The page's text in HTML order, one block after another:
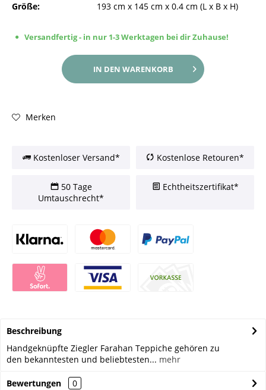
Größe:
193 cm x 145 cm x 0.4 cm (L x B x H)
Versandfertig - in nur 1-3 Werktagen bei dir Zuhause!
IN DEN WARENKORB
Merken
Kostenloser Versand* Kostenlose Retouren*
50 Tage
Umtauschrecht*
Echtheitszertifikat*
Beschreibung
Handgeknüpfte Ziegler Farahan Teppiche gehören zu
den bekanntesten und beliebtesten... mehr
Bewertungen
0